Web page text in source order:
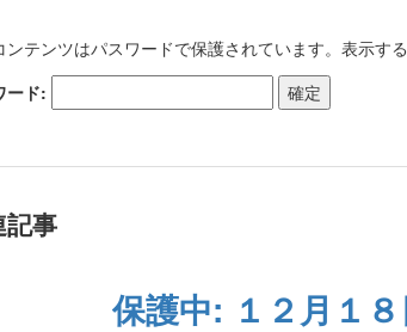
ンテンツはパスワードで保護されています。表示す
ード:
事
保護中: １２月１